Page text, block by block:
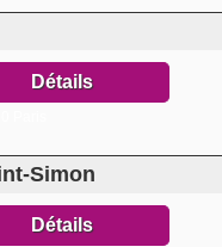
Détails
Simon
Détails